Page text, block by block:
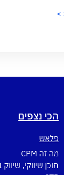
>
הכי נצפים
פלאש
מה זה CPM
תוכן שיווקי,